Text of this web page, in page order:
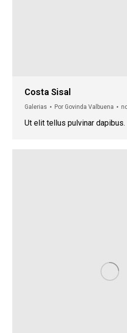
Costa Sisal
Galerias Por Govinda Valbuena
Ut elit tellus pulvinar dapibus.